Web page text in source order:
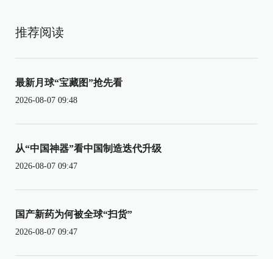
推荐阅读
最新月球“宝藏图”抢先看
2026-08-07 09:48
从“中国神器”看中国制造迭代升级
2026-08-07 09:47
国产新药为何被全球“扫货”
2026-08-07 09:47